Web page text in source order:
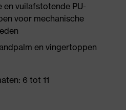
en vuilafstotende PU-
voor mechanische
en vingertoppen
6 tot 11